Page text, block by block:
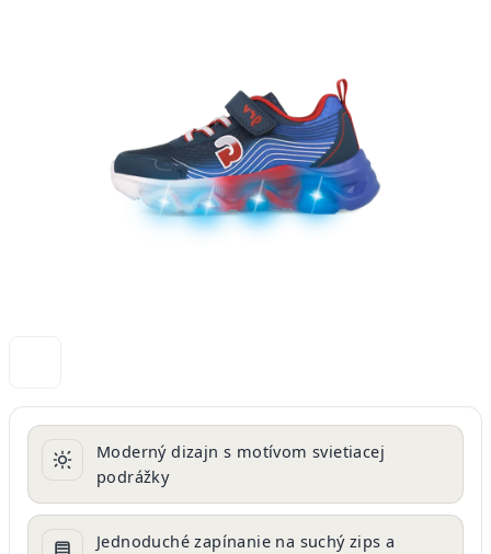
Moderný dizajn s motívom svietiacej
podrážky
Jednoduché zapínanie na suchý zips a